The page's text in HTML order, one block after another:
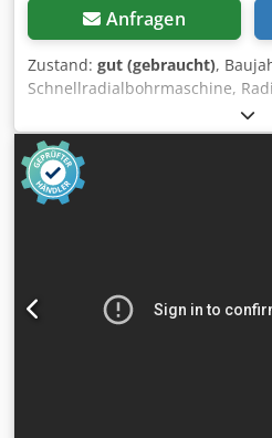
Anfragen
Zustand: gut (gebraucht),
Schnellradialbohrmaschine,
Bohrmaschine,
Bohrmaschine -Aufspanntisch:
930 mm -Kegelaufnahme: MK4
kW -Drehzahlen: 41-1700 U/min
Spindelhub: 125 mm -